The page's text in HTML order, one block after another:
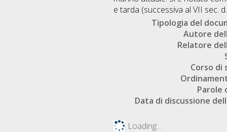
e tarda (successiva al VII sec.
Tipologia del
Autore
Relatore
Corso di
Parole
Data di discussione
Loading...